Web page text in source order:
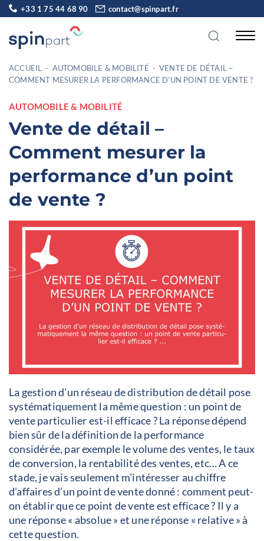
+33 1 75 44 68 90 contact@spinpart.fr
ACCUEIL - AUTOMOBILE & MOBILITÉ - VENTE DE DÉTAIL –
COMMENT MESURER LA PERFORMANCE D’UN POINT DE VENTE ?
AUTOMOBILE & MOBILITÉ
Vente de détail –
Comment mesurer la
performance d’un point
de vente ?
La gestion d’un réseau de distribution de détail pose
systématiquement la même question : un point de
vente particulier est-il efficace ? La réponse dépend
bien sûr de la définition de la performance
considérée, par exemple le volume des ventes, le taux
de conversion, la rentabilité des ventes, etc… A ce
stade, je vais seulement m’intéresser au chiffre
d’affaires d’un point de vente donné : comment peut-
on établir que ce point de vente est efficace ? Il y a
une réponse « absolue » et une réponse « relative » à
cette question.